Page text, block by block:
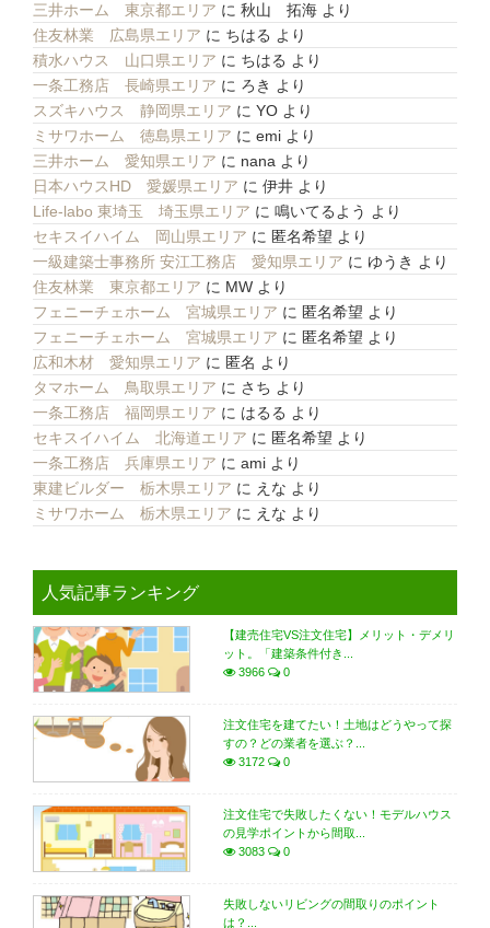
三井ホーム 東京都エリア に 秋山 拓海 より
住友林業 広島県エリア に ちはる より
積水ハウス 山口県エリア に ちはる より
一条工務店 長崎県エリア に ろき より
スズキハウス 静岡県エリア に YO より
ミサワホーム 徳島県エリア に emi より
三井ホーム 愛知県エリア に nana より
日本ハウスHD 愛媛県エリア に 伊井 より
Life-labo 東埼玉 埼玉県エリア に 鳴いてるよう より
セキスイハイム 岡山県エリア に 匿名希望 より
一級建築士事務所 安江工務店 愛知県エリア に ゆうき より
住友林業 東京都エリア に MW より
フェニーチェホーム 宮城県エリア に 匿名希望 より
フェニーチェホーム 宮城県エリア に 匿名希望 より
広和木材 愛知県エリア に 匿名 より
タマホーム 鳥取県エリア に さち より
一条工務店 福岡県エリア に はるる より
セキスイハイム 北海道エリア に 匿名希望 より
一条工務店 兵庫県エリア に ami より
東建ビルダー 栃木県エリア に えな より
ミサワホーム 栃木県エリア に えな より
人気記事ランキング
【建売住宅VS注文住宅】メリット・デメリ
ット。「建築条件付き...
3966
0
注文住宅を建てたい！土地はどうやって探
すの？どの業者を選ぶ？...
3172
0
注文住宅で失敗したくない！モデルハウス
の見学ポイントから間取...
3083
0
失敗しないリビングの間取りのポイント
は？...